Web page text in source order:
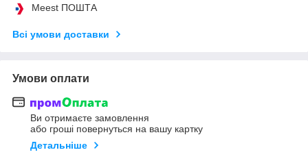
Meest ПОШТА
Всі умови доставки
Умови оплати
Ви отримаєте замовлення
або гроші повернуться на вашу картку
Детальніше